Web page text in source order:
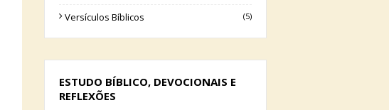
Versículos Bíblicos (5)
ESTUDO BÍBLICO, DEVOCIONAIS E
REFLEXÕES